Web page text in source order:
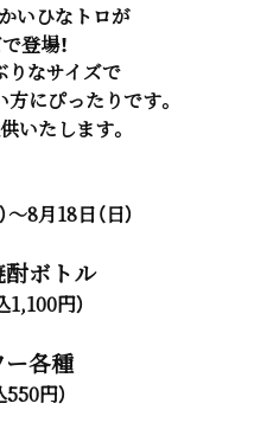
いひなトロが
登場！
りなサイズで
にぴったりです。
いたします。
～8月18日（日）
酎ボトル
1,100円）
ー各種
円）